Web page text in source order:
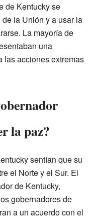
de Kentucky se
la Unión y a usar la
La mayoría de
una
las acciones extremas
la paz?
sentían que su
el Norte y el Sur. El
de Kentucky,
gobernadores de
a un acuerdo con el